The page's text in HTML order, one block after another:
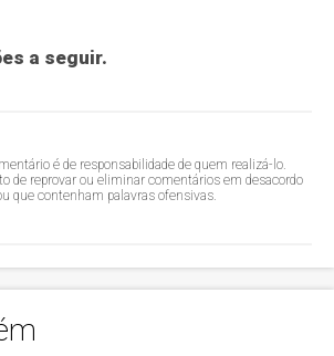
a seguir.
é de responsabilidade de quem realizá-lo.
de reprovar ou eliminar comentários em desacordo
que contenham palavras ofensivas.